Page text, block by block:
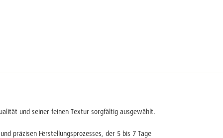
und seiner feinen Textur sorgfältig ausgewählt.
präzisen Herstellungsprozesses, der 5 bis 7 Tage